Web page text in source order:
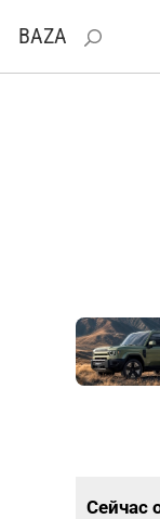
BAZA
Сейчас